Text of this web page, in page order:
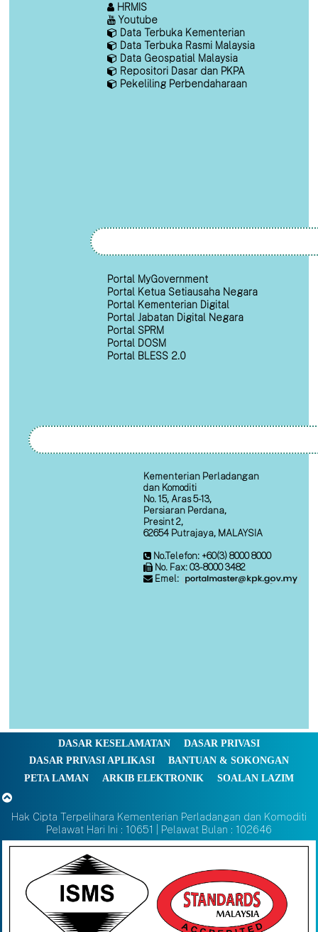
HRMIS
Youtube
Data Terbuka Kementerian
Data Terbuka Rasmi Malaysia
Data Geospatial Malaysia
Repositori Dasar dan PKPA
Pekeliling Perbendaharaan
Portal MyGovernment
Portal Ketua Setiausaha Negara
Portal Kementerian Digital
Portal Jabatan Digital Negara
Portal SPRM
Portal DOSM
Portal BLESS 2.0
Kementerian Perladangan
dan Komoditi
No. 15, Aras 5-13,
Persiaran Perdana,
Presint 2,
62654 Putrajaya, MALAYSIA
No.Telefon: +60(3) 8000 8000
No. Fax: 03-8000 3482
Emel:
DASAR KESELAMATAN
DASAR PRIVASI
DASAR PRIVASI APLIKASI
BANTUAN & SOKONGAN
PETA LAMAN
ARKIB ELEKTRONIK SOALAN LAZIM
Hak Cipta Terpelihara Kementerian Perladangan dan Komoditi
Pelawat Hari Ini : 10651 | Pelawat Bulan : 102646